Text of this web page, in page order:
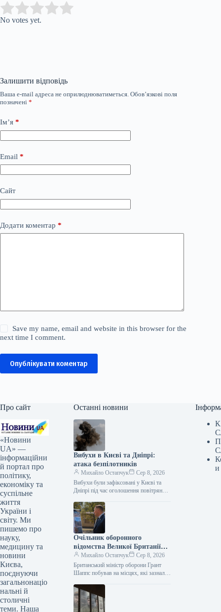
Rate this item:
No votes yet.
Залишити відповідь
Ваша e-mail адреса не оприлюднюватиметься. Обов’язкові поля
позначені *
Ім’я *
Email *
Сайт
Додати коментар *
Save my name, email and website in this browser for the
next time I comment.
Опублікувати коментар
Про сайт
«Новини
UA» —
інформаційни
й портал про
політику,
економіку та
суспільне
життя
України і
світу. Ми
пишемо про
науку,
медицину та
новини
Києва,
поєднуючи
загальнонаціо
нальні й
столичні
теми. Наша
Останні новини
Вибухи в Києві та Дніпрі:
атака безпілотників
Михайло Остапчук
Сер 8, 2026
Вибухи були зафіксовані у Києві та
Дніпрі під час оголошення повітряної
підтверджують представники ЗМІ, які
працюють на…
Очільник оборонного
відомства Великої Британії
Грант Шеппс побував у Києві,
оглядаючи наслідки
російських атак.
Михайло Остапчук
Сер 8, 2026
Британський міністр оборони Грант
Шаппс побував на місцях, які зазнали
інформацією Укрінформу, це стало
відомо…
и